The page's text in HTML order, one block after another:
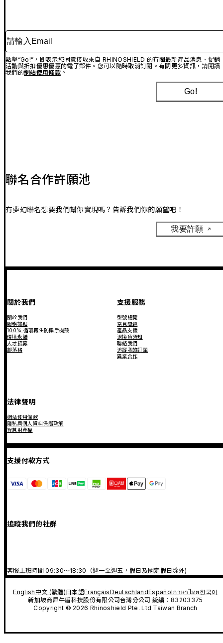
請輸入Email
點擊“Go!”，即表示您同意接收來自 RHINOSHIELD 的有關最新產品消息、促銷
活動與折扣優惠優惠的電子郵件。您可以隨時取消訂閱。有關更多資訊，請閱讀
我們的網站使用條款。
Go!
聯名合作許願池
有夢幻聯名想要我們幫你實現嗎？告訴我們你的願望吧！
我要許願
關於我們
關於我們
服務據點
100% 循環再生防摔手機殼
環境永續
人才招募
部落格
支援服務
型號總覽
常見問題
產品支援
退換貨須知
聯絡我們
追蹤我的訂單
異業合作
法律聲明
網站使用條款
隱私與個人資料保護政策
智慧財產權
支援付款方式
追蹤我們的社群
客服上班時間 09:30～18:30（週一至週五，假日及國定假日除外)
English中文 (繁體)日本語FrançaisDeutschlandEspañolภาษาไทย 한국어
新加坡商犀牛盾科技股份有限公司台灣分公司 統編：83203375
Copyright © 2026 Rhinoshield Pte. Ltd Taiwan Branch